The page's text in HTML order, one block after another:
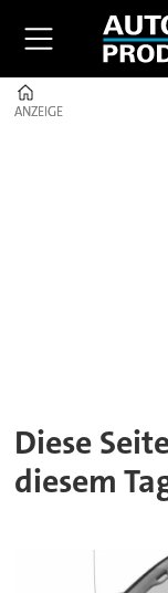
ANZEIGE
ANZEIGE
Diese
diesem